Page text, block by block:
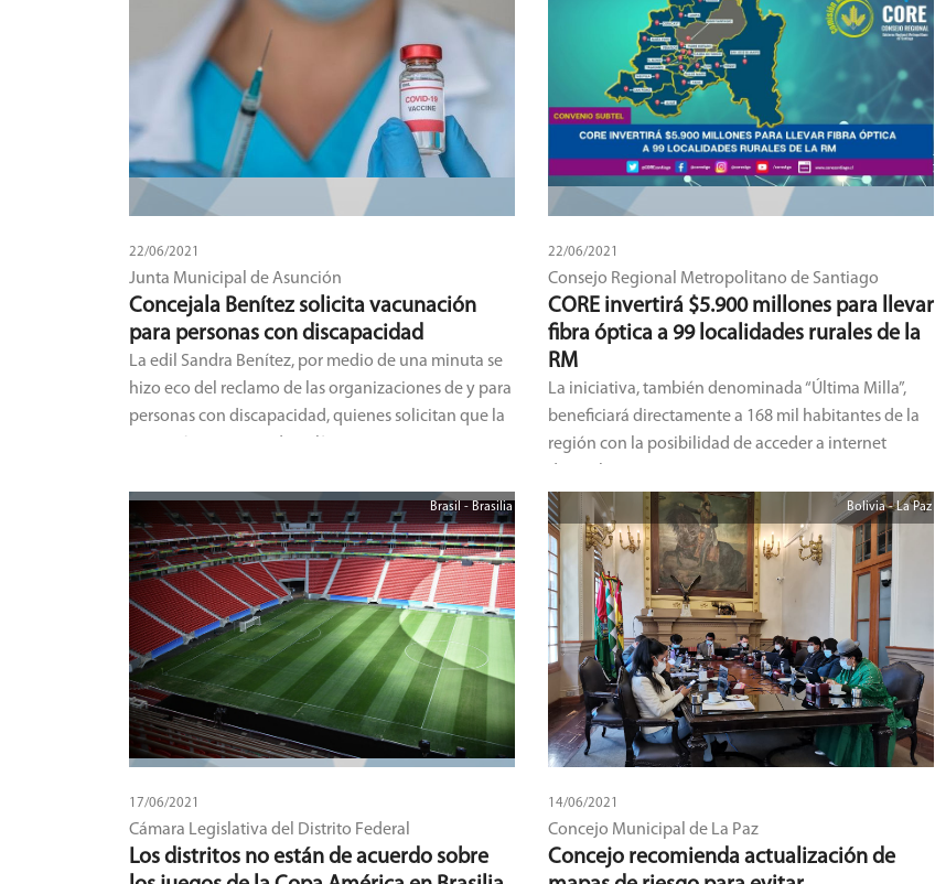
22/06/2021
Junta Municipal de Asunción
Concejala Benítez solicita vacunación
para personas con discapacidad
La edil Sandra Benítez, por medio de una minuta se
hizo eco del reclamo de las organizaciones de y para
personas con discapacidad, quienes solicitan que la
y gestionen la vacunación para las personas con
discapacidad, madres, padres y tutores, ante el
Ministerio de Salud Pública y Bienestar Social. En tal
sentido, la concejala solicita a la Intendencia
Municipal que, a través de las citadas direcciones, se
proceda a realizar la intermediación en la gestión de
la vacunación dentro del municipio y remita en un
plazo de ocho días la información al respecto.
22/06/2021
Consejo Regional Metropolitano de Santiago
CORE invertirá $5.900 millones para llevar
fibra óptica a 99 localidades rurales de la
RM
La iniciativa, también denominada “Última Milla”,
beneficiará directamente a 168 mil habitantes de la
región con la posibilidad de acceder a internet
17/06/2021
Cámara Legislativa del Distrito Federal
Brasil - Brasilia
Los distritos no están de acuerdo sobre
14/06/2021
Concejo Municipal de La Paz
Bolivia - La Paz
Concejo recomienda actualización de